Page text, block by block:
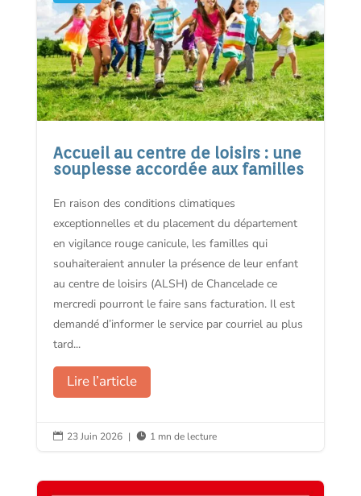
Accueil au centre de loisirs : une
souplesse accordée aux familles
En raison des conditions climatiques
exceptionnelles et du placement du département
en vigilance rouge canicule, les familles qui
souhaiteraient annuler la présence de leur enfant
au centre de loisirs (ALSH) de Chancelade ce
mercredi pourront le faire sans facturation. Il est
demandé d’informer le service par courriel au plus
tard...
Lire l’article
 23 Juin 2026 |  1 mn de lecture